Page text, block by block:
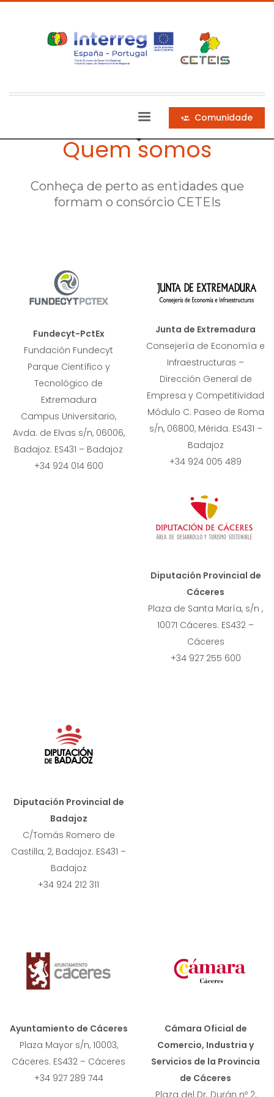
Comunidade
Quem somos
Conheça de perto as entidades que
formam o consórcio CETEIs
Fundecyt-PctEx
Fundación Fundecyt
Parque Científico y
Tecnológico de
Extremadura
Campus Universitario,
Avda. de Elvas s/n, 06006,
Badajoz. ES431 – Badajoz
+34 924 014 600
Junta de Extremadura
Consejería de Economía e
Infraestructuras –
Dirección General de
Empresa y Competitividad
Módulo C. Paseo de Roma
s/n, 06800, Mérida. ES431 –
Badajoz
+34 924 005 489
Diputación Provincial de
Cáceres
Plaza de Santa María, s/n ,
10071 Cáceres. ES432 –
Cáceres
+34 927 255 600
Diputación Provincial de
Badajoz
C/Tomás Romero de
Castilla, 2, Badajoz. ES431 –
Badajoz
+34 924 212 311
Ayuntamiento de Cáceres
Plaza Mayor s/n, 10003,
Cáceres. ES432 – Cáceres
+34 927 289 744
Cámara Oficial de
Comercio, Industria y
Servicios de la Provincia
de Cáceres
Plaza del Dr. Durán nº 2,